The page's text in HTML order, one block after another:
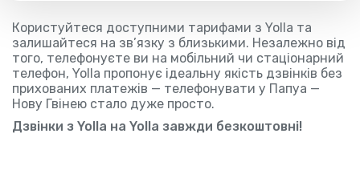
Користуйтеся доступними тарифами з Yolla та
залишайтеся на зв’язку з близькими. Незалежно від
того, телефонуєте ви на мобільний чи стаціонарний
телефон, Yolla пропонує ідеальну якість дзвінків без
прихованих платежів — телефонувати у Папуа —
Нову Гвінею стало дуже просто.
Дзвінки з Yolla на Yolla завжди безкоштовні!